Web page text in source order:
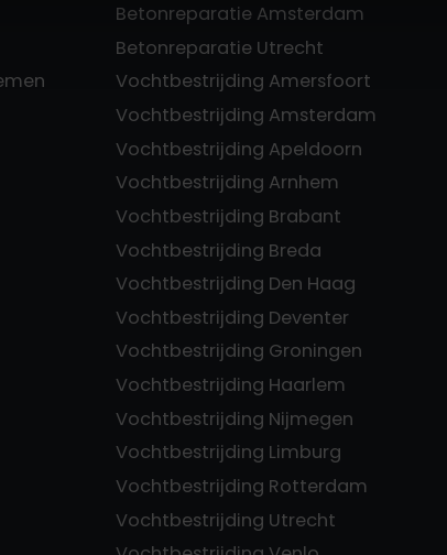
Betonreparatie Amsterdam
Betonreparatie Utrecht
Vochtbestrijding Amersfoort
Vochtbestrijding Amsterdam
Vochtbestrijding Apeldoorn
Vochtbestrijding Arnhem
Vochtbestrijding Brabant
Vochtbestrijding Breda
Vochtbestrijding Den Haag
Vochtbestrijding Deventer
Vochtbestrijding Groningen
Vochtbestrijding Haarlem
Vochtbestrijding Nijmegen
Vochtbestrijding Limburg
Vochtbestrijding Rotterdam
Vochtbestrijding Utrecht